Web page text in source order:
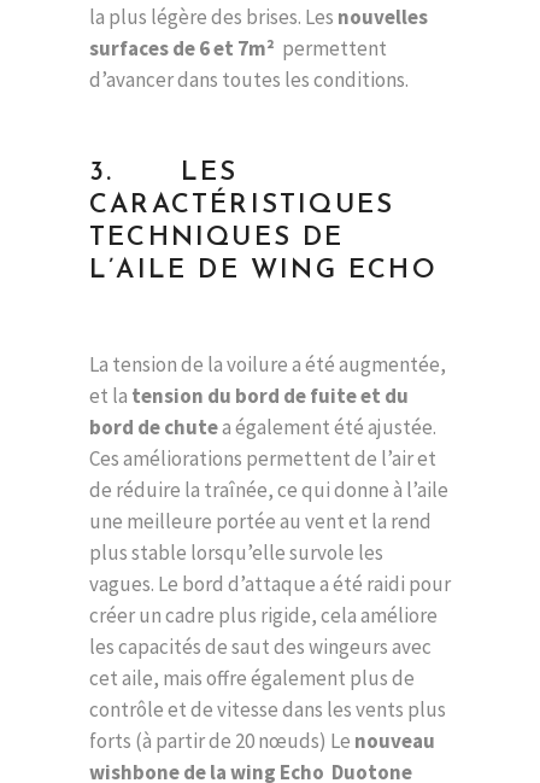
la plus légère des brises. Les nouvelles
surfaces de 6 et 7m² permettent
d’avancer dans toutes les conditions.
3. LES
CARACTÉRISTIQUES
TECHNIQUES DE
L’AILE DE WING ECHO
La tension de la voilure a été augmentée,
et la tension du bord de fuite et du
bord de chutea également été ajustée.
Ces améliorations permettent de l’air et
de réduire la traînée, ce qui donne à l’aile
une meilleure portée au vent et la rend
plus stable lorsqu’elle survole les
vagues. Le bord d’attaque a été raidi pour
créer un cadre plus rigide, cela améliore
les capacités de saut des wingeurs avec
cet aile, mais offre également plus de
contrôle et de vitesse dans les vents plus
forts (à partir de 20 nœuds) Le nouveau
wishbone de la wing Echo Duotone